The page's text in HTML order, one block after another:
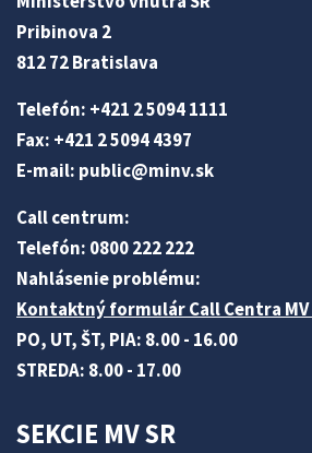
Pribinova 2
812 72 Bratislava
Telefón: +421 2 5094 1111
Fax: +421 2 5094 4397
E-mail: public@minv.sk
Call centrum:
Telefón: 0800 222 222
Nahlásenie problému:
Kontaktný formulár Call Centra MV
PO, UT, ŠT, PIA: 8.00 - 16.00
STREDA: 8.00 - 17.00
SEKCIE MV SR